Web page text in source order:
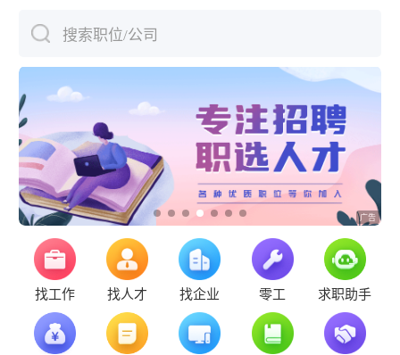
搜索职位/公司
找工作 找人才 找企业 零工 求职助手